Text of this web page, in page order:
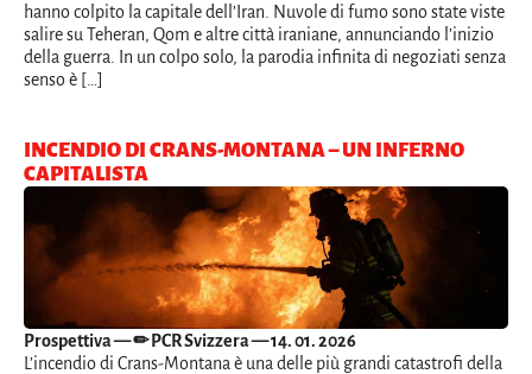
hanno colpito la capitale dell’Iran. Nuvole di fumo sono state viste
salire su Teheran, Qom e altre città iraniane, annunciando l’inizio
della guerra. In un colpo solo, la parodia infinita di negoziati senza
senso è […]
INCENDIO DI CRANS-MONTANA – UN INFERNO
CAPITALISTA
Prospettiva— ✏ PCR Svizzera — 14. 01. 2026
L’incendio di Crans-Montana è una delle più grandi catastrofi della